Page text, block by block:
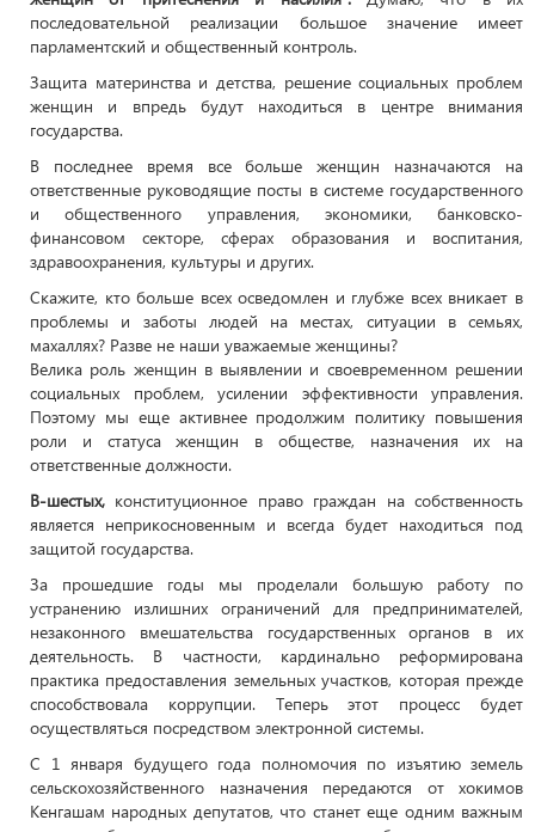
последовательной реализации большое значение имеет
парламентский и общественный контроль.
Защита материнства и детства, решение социальных проблем
женщин и впредь будут находиться в центре внимания
государства.
В последнее время все больше женщин назначаются на
ответственные руководящие посты в системе государственного
и общественного управления, экономики, банковско-
финансовом секторе, сферах образования и воспитания,
здравоохранения, культуры и других.
Скажите, кто больше всех осведомлен и глубже всех вникает в
проблемы и заботы людей на местах, ситуации в семьях,
махаллях? Разве не наши уважаемые женщины?
Велика роль женщин в выявлении и своевременном решении
социальных проблем, усилении эффективности управления.
Поэтому мы еще активнее продолжим политику повышения
роли и статуса женщин в обществе, назначения их на
ответственные должности.
В-шестых, конституционное право граждан на собственность
является неприкосновенным и всегда будет находиться под
защитой государства.
За прошедшие годы мы проделали большую работу по
устранению излишних ограничений для предпринимателей,
незаконного вмешательства государственных органов в их
деятельность. В частности, кардинально реформирована
практика предоставления земельных участков, которая прежде
способствовала коррупции. Теперь этот процесс будет
осуществляться посредством электронной системы.
С 1 января будущего года полномочия по изъятию земель
сельскохозяйственного назначения передаются от хокимов
Кенгашам народных депутатов, что станет еще одним важным